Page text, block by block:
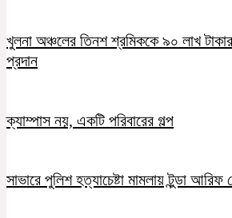
খুলনা অঞ্চলের তিনশ শ্রমিককে ৯০ লাখ
প্রদান
ক্যাম্পাস নয়, একটি পরিবারের গল্প
সাভারে পুলিশ হত্যাচেষ্টা মামলায় টুন্ডা আরিফ